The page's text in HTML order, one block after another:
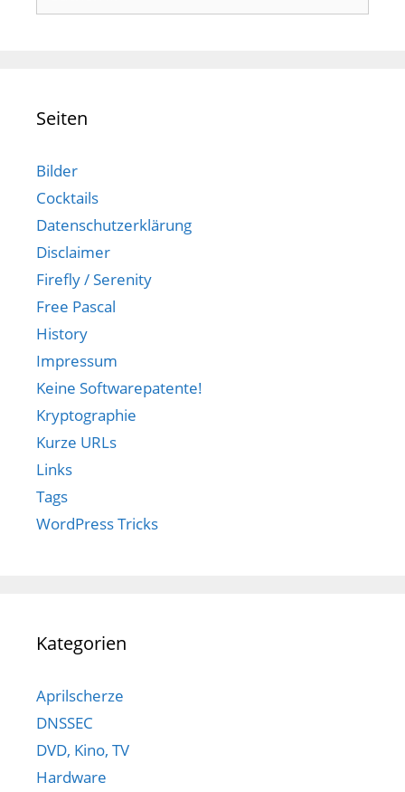
nach:
Seiten
Bilder
Cocktails
Datenschutzerklärung
Disclaimer
Firefly / Serenity
Free Pascal
History
Impressum
Keine Softwarepatente!
Kryptographie
Kurze URLs
Links
Tags
WordPress Tricks
Kategorien
Aprilscherze
DNSSEC
DVD, Kino, TV
Hardware